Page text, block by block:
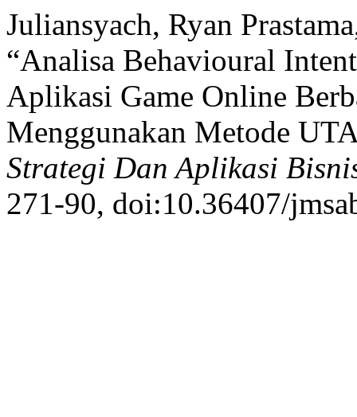
Juliansyach, Ryan
“Analisa Behavioural
Aplikasi Game Online
Menggunakan Metode
Strategi Dan Aplikasi
271-90, doi:10.36407/